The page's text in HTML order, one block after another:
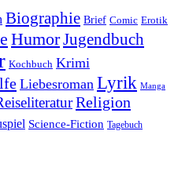
Biographie Brief Comic Erotik
HumorJugendbuch
Kochbuch Krimi
Liebesroman Lyrik Manga
Religion
Science-Fiction Tagebuch